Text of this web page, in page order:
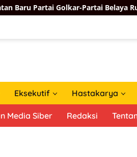
Partai Belaya Rus
Eksekutif Hastakarya
Media Siber Redaksi